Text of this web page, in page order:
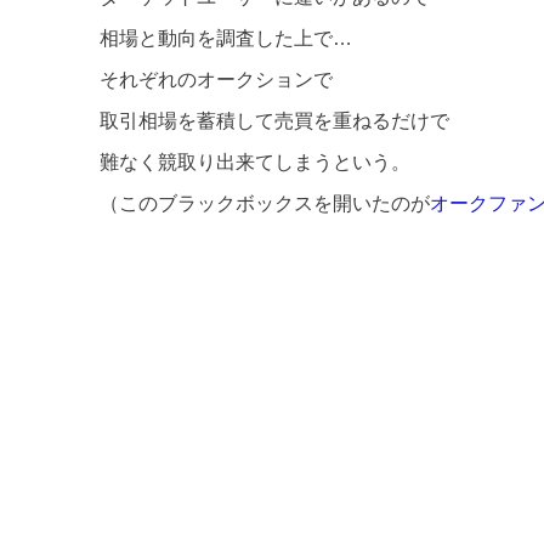
相場と動向を調査した上で…
それぞれのオークションで
取引相場を蓄積して売買を重ねるだけで
難なく競取り出来てしまうという。
（このブラックボックスを開いたのがオークファ